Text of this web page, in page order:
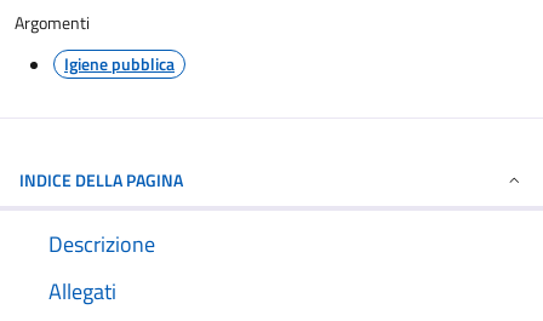
Argomenti
Igiene pubblica
INDICE DELLA PAGINA
Descrizione
Allegati